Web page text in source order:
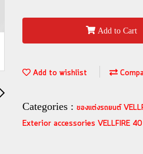
Add to Cart
Add to wishlist
Categories : ของแต่งรถยนต์
Exterior accessories VELLFIRE 40